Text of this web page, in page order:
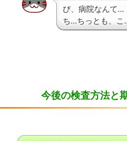
び、病院なんて…
ち…ちっとも、
今後の検査方法と